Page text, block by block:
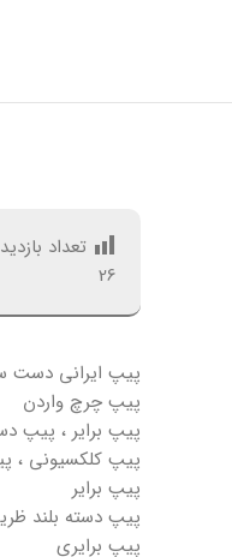
تعداد
26
پیپ ایرانی دست ساز
پیپ چرچ واردن
پیپ برایر ، پیپ
پیپ کلکسیونی ،
پیپ برایر
پیپ دسته بلند
پیپ برایری